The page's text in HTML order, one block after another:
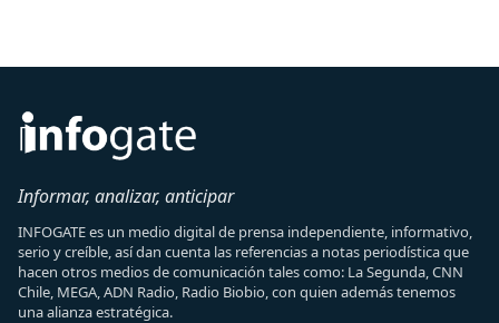
Informar, analizar, anticipar
INFOGATE es un medio digital de prensa independiente, informativo,
serio y creíble, así dan cuenta las referencias a notas periodística que
hacen otros medios de comunicación tales como: La Segunda, CNN
Chile, MEGA, ADN Radio, Radio Biobio, con quien además tenemos
una alianza estratégica.